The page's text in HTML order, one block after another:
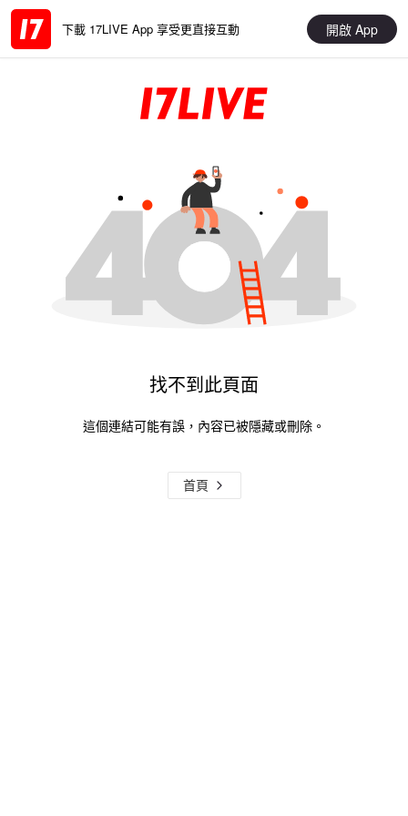
下載 17LIVE App 享受更直接互動 開啟 App
找不到此頁面
這個連結可能有誤，內容已被隱藏或刪除。
首頁